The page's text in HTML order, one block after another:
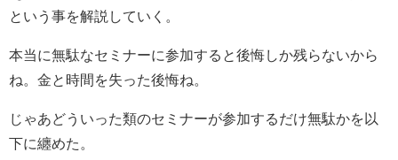
という事を解説していく。
本当に無駄なセミナーに参加すると後悔しか残らないから
ね。金と時間を失った後悔ね。
じゃあどういった類のセミナーが参加するだけ無駄かを以
下に纏めた。